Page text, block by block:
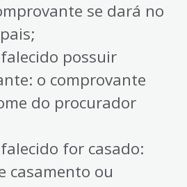
se dará no
possuir
o comprovante
do procurador
for casado:
casamento ou